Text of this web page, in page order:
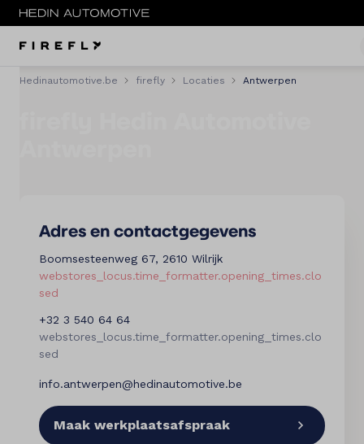
Menu
Locaties
Contact
Vacatures
Vergelijken
Hedinautomotive.be firefly Locaties Antwerpen
Adres en contactgegevens
Boomsesteenweg 67, 2610 Wilrijk
webstores_locus.time_formatter.opening_times.clo
sed
+32 3 540 64 64
webstores_locus.time_formatter.opening_times.clo
sed
info.antwerpen@hedinautomotive.be
Maak werkplaatsafspraak